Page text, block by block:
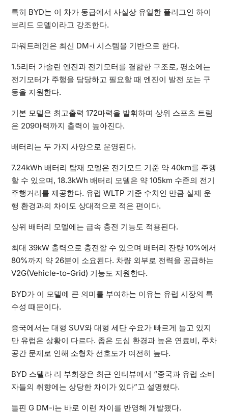
특히 BYD는 이 차가 동급에서 사실상 유일한 플러그인 하이
브리드 모델이라고 강조한다.
파워트레인은 최신 DM-i 시스템을 기반으로 한다.
1.5리터 가솔린 엔진과 전기모터를 결합한 구조로, 평소에는
전기모터가 주행을 담당하고 필요할 때 엔진이 발전 또는 구
동을 지원한다.
기본 모델은 최고출력 172마력을 발휘하며 상위 스포츠 트림
은 209마력까지 출력이 높아진다.
배터리는 두 가지 사양으로 운영된다.
7.24kWh 배터리 탑재 모델은 전기모드 기준 약 40km를 주행
할 수 있으며, 18.3kWh 배터리 모델은 약 105km 수준의 전기
주행거리를 제공한다. 유럽 WLTP 기준 수치인 만큼 실제 운
행 환경과의 차이도 상대적으로 적은 편이다.
상위 배터리 모델에는 급속 충전 기능도 적용된다.
최대 39kW 출력으로 충전할 수 있으며 배터리 잔량 10%에서
80%까지 약 26분이 소요된다. 차량 외부로 전력을 공급하는
V2G(Vehicle-to-Grid) 기능도 지원한다.
BYD가 이 모델에 큰 의미를 부여하는 이유는 유럽 시장의 특
수성 때문이다.
중국에서는 대형 SUV와 대형 세단 수요가 빠르게 늘고 있지
만 유럽은 상황이 다르다. 좁은 도심 환경과 높은 연료비, 주차
공간 문제로 인해 소형차 선호도가 여전히 높다.
BYD 스텔라 리 부회장은 최근 인터뷰에서 “중국과 유럽 소비
자들의 취향에는 상당한 차이가 있다”고 설명했다.
돌핀 G DM-i는 바로 이런 차이를 반영해 개발됐다.